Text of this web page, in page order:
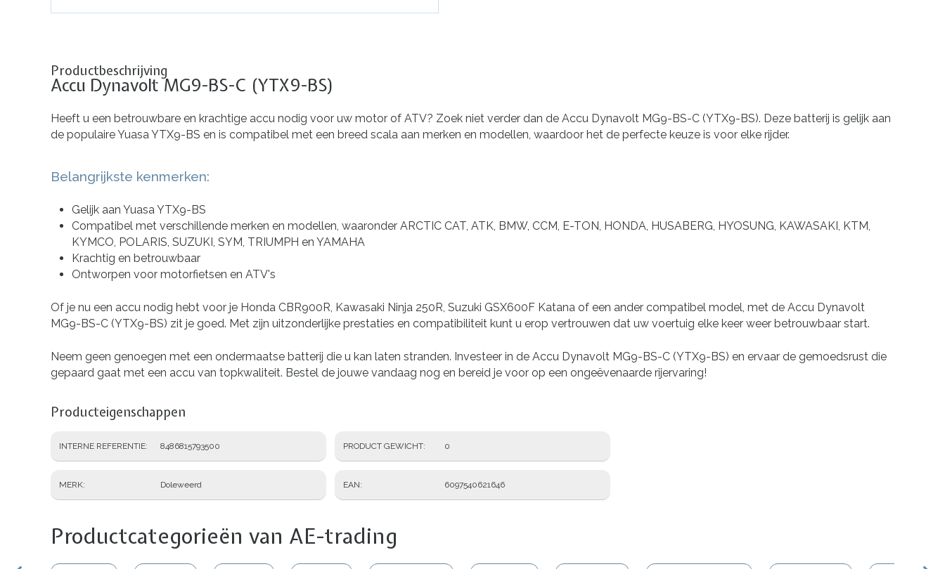
Productbeschrijving
Accu Dynavolt MG9-BS-C (YTX9-BS)
Heeft u een betrouwbare en krachtige accu nodig voor uw motor of ATV? Zoek niet verder dan de Accu Dynavolt MG9-BS-C (YTX9-BS). Deze batterij is gelijk aan
de populaire Yuasa YTX9-BS en is compatibel met een breed scala aan merken en modellen, waardoor het de perfecte keuze is voor elke rijder.
Belangrijkste kenmerken:
Gelijk aan Yuasa YTX9-BS
Compatibel met verschillende merken en modellen, waaronder ARCTIC CAT, ATK, BMW, CCM, E-TON, HONDA, HUSABERG, HYOSUNG, KAWASAKI, KTM,
KYMCO, POLARIS, SUZUKI, SYM, TRIUMPH en YAMAHA
Krachtig en betrouwbaar
Ontworpen voor motorfietsen en ATV's
Of je nu een accu nodig hebt voor je Honda CBR900R, Kawasaki Ninja 250R, Suzuki GSX600F Katana of een ander compatibel model, met de Accu Dynavolt
MG9-BS-C (YTX9-BS) zit je goed. Met zijn uitzonderlijke prestaties en compatibiliteit kunt u erop vertrouwen dat uw voertuig elke keer weer betrouwbaar start.
Neem geen genoegen met een ondermaatse batterij die u kan laten stranden. Investeer in de Accu Dynavolt MG9-BS-C (YTX9-BS) en ervaar de gemoedsrust die
gepaard gaat met een accu van topkwaliteit. Bestel de jouwe vandaag nog en bereid je voor op een ongeëvenaarde rijervaring!
Producteigenschappen
INTERNE REFERENTIE 8486815793500
MERK Doleweerd
PRODUCT GEWICHT 0
EAN 6097540621646
Productcategorieën van AE-trading